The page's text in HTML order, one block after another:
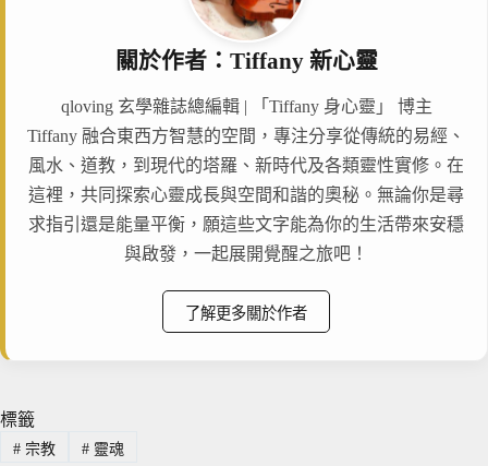
關於作者：Tiffany 新心靈
qloving 玄學雜誌總編輯 | 「Tiffany 身心靈」 博主
Tiffany 融合東西方智慧的空間，專注分享從傳統的易經、
風水、道教，到現代的塔羅、新時代及各類靈性實修。在
這裡，共同探索心靈成長與空間和諧的奧秘。無論你是尋
求指引還是能量平衡，願這些文字能為你的生活帶來安穩
與啟發，一起展開覺醒之旅吧！
了解更多關於作者
標籤
#宗教 #靈魂